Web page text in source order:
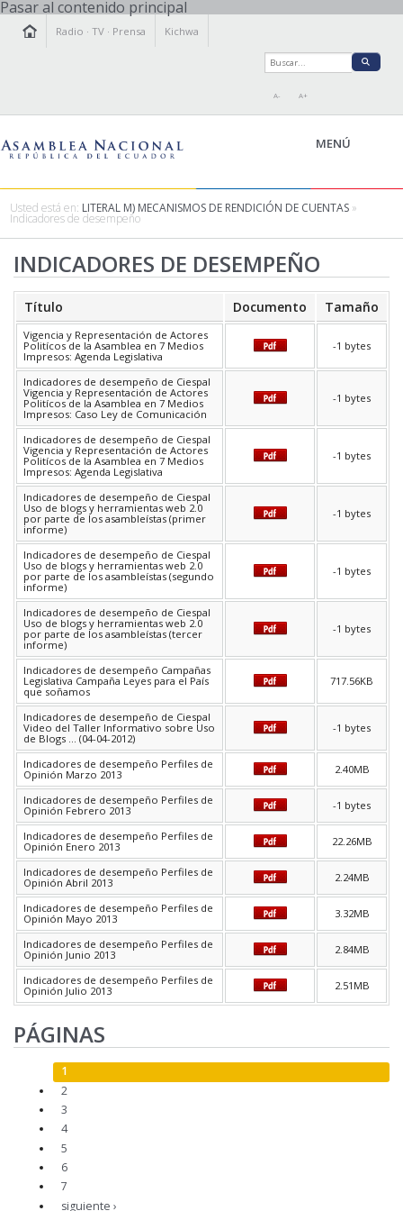
Pasar al contenido principal
Radio ·TV · Prensa Kichwa
A- A+
MENÚ
LEGISLAMOS
FISCALIZAMOS
TRANSPARENCIA
PRENSA
PARTICIPACIÓN
RELACIONES INTERNACIONALES
AGENDA
Usted está en: LITERAL M) MECANISMOS DE RENDICIÓN DE CUENTAS »
Indicadores de desempeño
INDICADORES DE DESEMPEÑO
Título Documento Tamaño
Vigencia y Representación de Actores
Politícos de la Asamblea en 7 Medios
Impresos: Agenda Legislativa
-1 bytes
Indicadores de desempeño de Ciespal
Vigencia y Representación de Actores
Politícos de la Asamblea en 7 Medios
Impresos: Caso Ley de Comunicación
-1 bytes
Indicadores de desempeño de Ciespal
Vigencia y Representación de Actores
Politícos de la Asamblea en 7 Medios
Impresos: Agenda Legislativa
-1 bytes
Indicadores de desempeño de Ciespal
Uso de blogs y herramientas web 2.0
por parte de los asambleístas (primer
informe)
-1 bytes
Indicadores de desempeño de Ciespal
Uso de blogs y herramientas web 2.0
por parte de los asambleístas (segundo
informe)
-1 bytes
Indicadores de desempeño de Ciespal
Uso de blogs y herramientas web 2.0
por parte de los asambleístas (tercer
informe)
-1 bytes
Indicadores de desempeño Campañas
Legislativa Campaña Leyes para el País
que soñamos
717.56KB
Indicadores de desempeño de Ciespal
Video del Taller Informativo sobre Uso
de Blogs ... (04-04-2012)
-1 bytes
Indicadores de desempeño Perfiles de
Opinión Marzo 2013
2.40MB
Indicadores de desempeño Perfiles de
Opinión Febrero 2013
-1 bytes
Indicadores de desempeño Perfiles de
Opinión Enero 2013
22.26MB
Indicadores de desempeño Perfiles de
Opinión Abril 2013
2.24MB
Indicadores de desempeño Perfiles de
Opinión Mayo 2013
3.32MB
Indicadores de desempeño Perfiles de
Opinión Junio 2013
2.84MB
Indicadores de desempeño Perfiles de
Opinión Julio 2013
2.51MB
PÁGINAS
1
2
3
4
5
6
7
siguiente ›